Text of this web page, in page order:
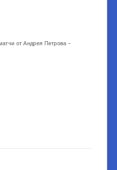
от Андрея Петрова -